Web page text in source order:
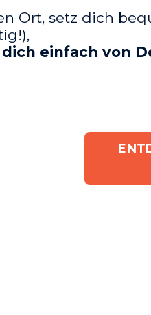
Ort, setz dich
dich einfach von